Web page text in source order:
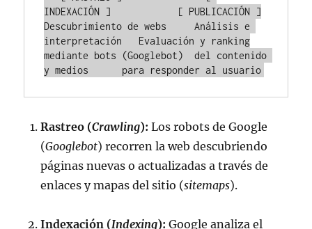
INDEXACIÓN ]            [ PUBLICACIÓN ]
Descubrimiento de webs     Análisis e
interpretación   Evaluación y ranking
mediante bots (Googlebot)  del contenido
Rastreo (Crawling): Los robots de Google
(Googlebot) recorren la web descubriendo
páginas nuevas o actualizadas a través de
enlaces y mapas del sitio (sitemaps).
Indexación (Indexing): Google analiza el